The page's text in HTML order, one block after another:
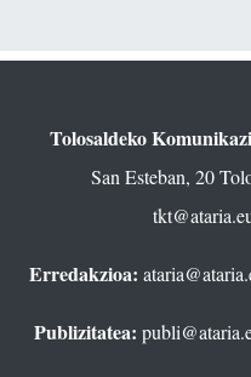
Tolosaldeko
San Esteban, 20
Erredakzioa:
Publizitatea: